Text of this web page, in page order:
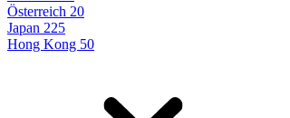
Österreich 20
Japan 225
Hong Kong 50